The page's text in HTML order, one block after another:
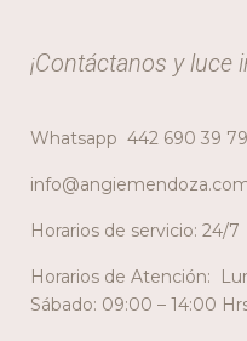
¡Contáctanos y luce
Whatsapp 442 690 39 79
Horarios de servicio: 24/7
Horarios de Atención:
Sábado: 09:00 – 14:00